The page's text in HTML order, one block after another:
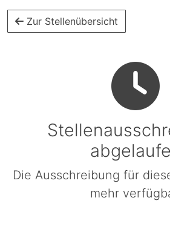
Zur Stellenübersicht
Die Ausschreibung für
mehr